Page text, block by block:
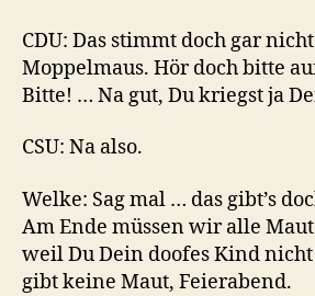
CDU: Das stimmt doch gar
Moppelmaus. Hör doch bitte
Bitte! … Na gut, Du kriegst ja
CSU: Na also.
Welke: Sag mal … das gibt’s
Am Ende müssen wir alle
weil Du Dein doofes Kind
gibt keine Maut, Feierabend.